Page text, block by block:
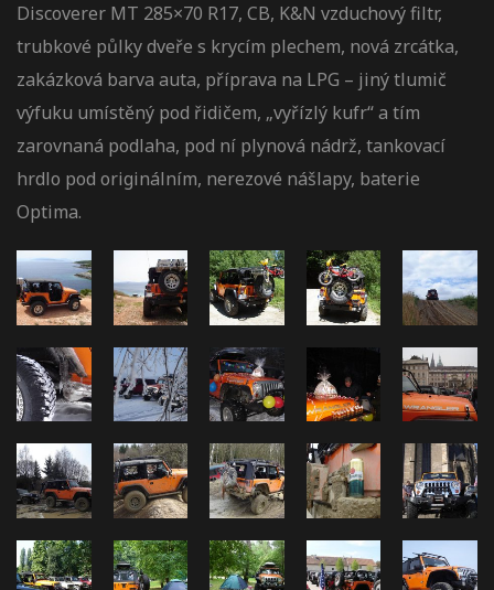
Discoverer MT 285×70 R17, CB, K&N vzduchový filtr,
trubkové půlky dveře s krycím plechem, nová zrcátka,
zakázková barva auta, příprava na LPG – jiný tlumič
výfuku umístěný pod řidičem, „vyřízlý kufr“ a tím
zarovnaná podlaha, pod ní plynová nádrž, tankovací
hrdlo pod originálním, nerezové nášlapy, baterie
Optima.